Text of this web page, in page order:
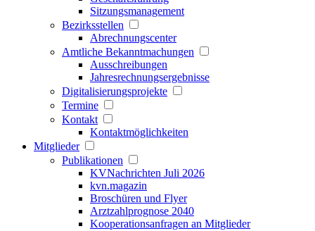
Sitzungsmanagement
Bezirksstellen
Abrechnungscenter
Amtliche Bekanntmachungen
Ausschreibungen
Jahresrechnungsergebnisse
Digitalisierungsprojekte
Termine
Kontakt
Kontaktmöglichkeiten
Mitglieder
Publikationen
KVNachrichten Juli 2026
kvn.magazin
Broschüren und Flyer
Arztzahlprognose 2040
Kooperationsanfragen an Mitglieder